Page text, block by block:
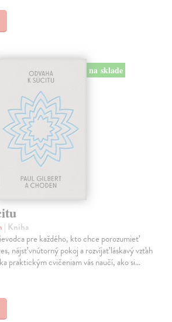
na sklade
| Kniha
pre každého, kto chce porozumieť
nájsť vnútorný pokoj a rozvíjať láskavý vzťah
praktickým cvičeniam vás naučí, ako si…